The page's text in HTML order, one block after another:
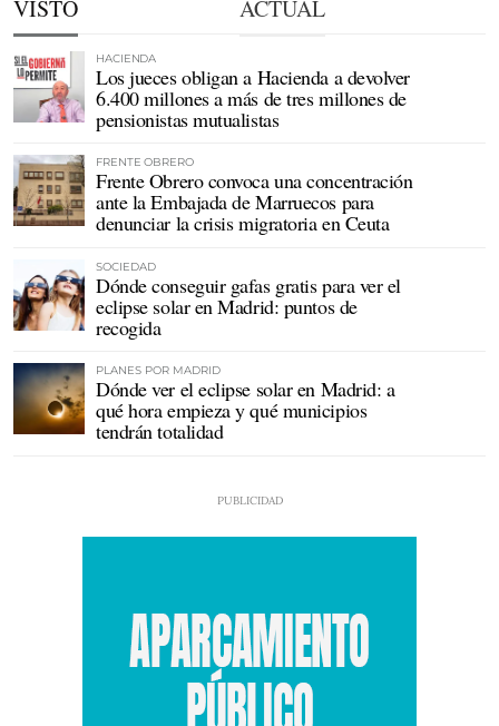
VISTO ACTUAL
HACIENDA
Los jueces obligan a Hacienda a devolver
6.400 millones a más de tres millones de
pensionistas mutualistas
FRENTE OBRERO
Frente Obrero convoca una concentración
ante la Embajada de Marruecos para
denunciar la crisis migratoria en Ceuta
SOCIEDAD
Dónde conseguir gafas gratis para ver el
eclipse solar en Madrid: puntos de
recogida
PLANES POR MADRID
Dónde ver el eclipse solar en Madrid: a
qué hora empieza y qué municipios
tendrán totalidad